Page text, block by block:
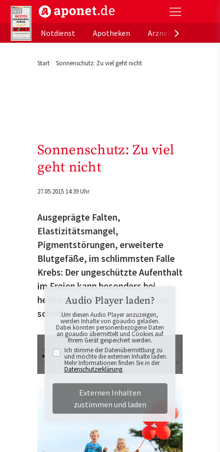
aponet.de - Das offizielle Gesundheitsportal der
Notdienst
Apotheken
Start Sonnenschutz: Zu viel geht nicht
Sonnenschutz: Zu viel
geht nicht
27.05.2015 14:39 Uhr
Ausgeprägte Falten,
Elastizitätsmangel,
Pigmentstörungen, erweiterte
Blutgefäße, im schlimmsten Falle
Krebs: Der ungeschützte Aufenthalt
im Freien kann besonders bei
hellhäutigen Menschen die Haut
schädigen.
Audio Player laden?
Um diesen Audio Player anzuzeigen,
werden Inhalte von goaudio geladen.
Dabei könnten personenbezogene Daten
an goaudio übermittelt und Cookies auf
Ihrem Gerät gespeichert werden.
Ich stimme der Datenübermittlung zu
und möchte die externen Inhalte laden.
Mehr Informationen finden Sie in der
Datenschutzerklärung.
Externen Inhalten
zustimmen und laden